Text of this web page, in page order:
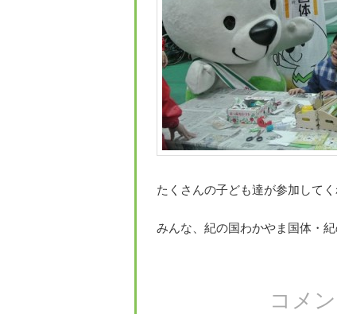
たくさんの子ども達が参加して
みんな、紀の国わかやま国体・
コメ